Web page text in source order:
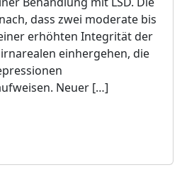
dass zwei moderate bis
erhöhten Integrität der
einhergehen, die
Neuer […]